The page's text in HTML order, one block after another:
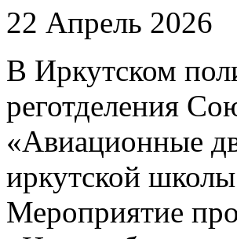
22 Апрель 2026
В Иркутском
реготделения
«Авиационные
иркутской
Мероприятие